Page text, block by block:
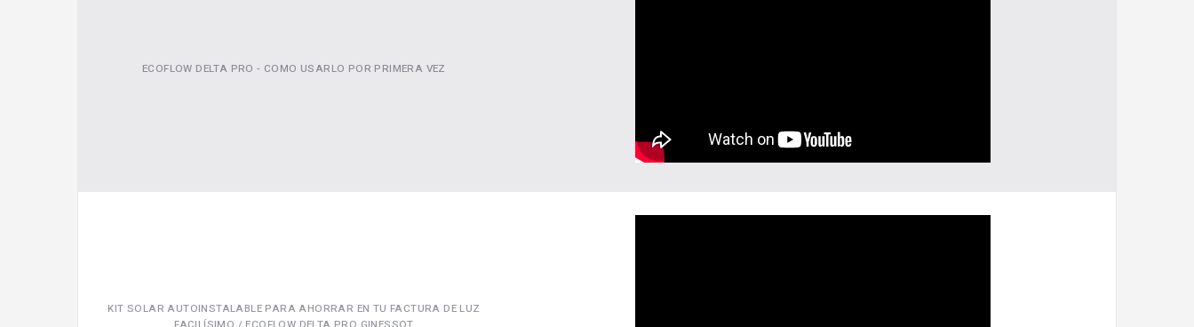
ECOFLOW DELTA PRO - COMO USARLO POR PRIMERA VEZ
KIT SOLAR AUTOINSTALABLE PARA AHORRAR EN TU FACTURA DE LUZ